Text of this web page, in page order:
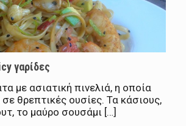
γαρίδες
με ασιατική πινελιά, η οποία
σε θρεπτικές ουσίες. Τα κάσιους,
το μαύρο σουσάμι […]